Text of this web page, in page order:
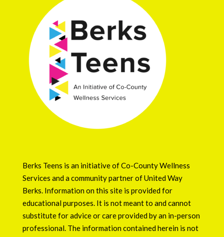
Berks Teens is an initiative ofCo-County Wellness
Services and a community partner ofUnited Way
Berks. Information on this site is provided for
educational purposes. It is not meant to and cannot
substitute for advice or care provided by an in-person
professional. The information contained herein is not